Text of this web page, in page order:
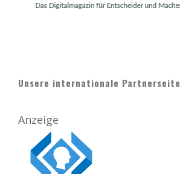
Unsere internationale Partnerseite
Anzeige